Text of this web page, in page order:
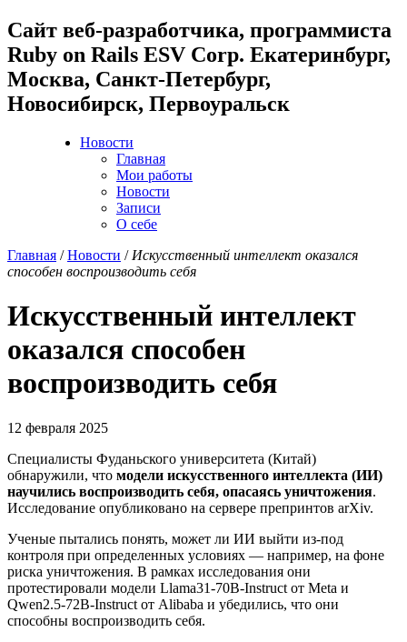
Cайт веб-разработчика, программиста
Ruby on Rails ESV Corp. Екатеринбург,
Москва, Санкт-Петербург,
Новосибирск, Первоуральск
Новости
Главная
Мои работы
Новости
Записи
О себе
Главная /Новости / Искусственный интеллект оказался
способен воспроизводить себя
Искусственный интеллект
оказался способен
воспроизводить себя
12 февраля 2025
Специалисты Фуданьского университета (Китай)
обнаружили, что модели искусственного интеллекта (ИИ)
научились воспроизводить себя, опасаясь уничтожения.
Исследование опубликовано на сервере препринтов arXiv.
Ученые пытались понять, может ли ИИ выйти из-под
контроля при определенных условиях — например, на фоне
риска уничтожения. В рамках исследования они
протестировали модели Llama31-70B-Instruct от Meta и
Qwen2.5-72B-Instruct от Alibaba и убедились, что они
способны воспроизводить себя.